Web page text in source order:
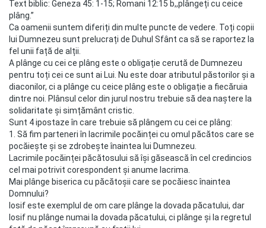
Text biblic: Geneza 45: 1-15; Romani 12:15 b,,plângeți cu ceice
plâng.”
Ca oamenii suntem diferiți din multe puncte de vedere. Toți copii
lui Dumnezeu sunt prelucrați de Duhul Sfânt ca să se raportez la
fel unii față de alții.
A plânge cu cei ce plâng este o obligație cerută de Dumnezeu
pentru toți cei ce sunt ai Lui. Nu este doar atributul păstorilor și a
diaconilor, ci a plânge cu ceice plâng este o obligație a fiecăruia
dintre noi. Plânsul celor din jurul nostru trebuie să dea naștere la
solidaritate și simțământ cristic.
Sunt 4 ipostaze în care trebuie să plângem cu cei ce plâng:
1. Să fim parteneri în lacrimile pocăinței cu omul păcătos care se
pocăiește și se zdrobește înaintea lui Dumnezeu.
Lacrimile pocăinței păcătosului să își găsească în cel credincios
cel mai potrivit corespondent și anume lacrima.
Mai plânge biserica cu păcătoșii care se pocăiesc înaintea
Domnului?
Iosif este exemplul de om care plânge la dovada păcatului, dar
Iosif nu plânge numai la dovada păcatului, ci plânge și la regretul